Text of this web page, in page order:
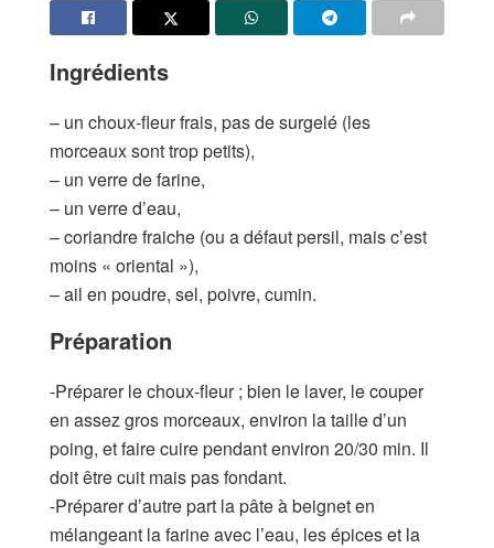
Ingrédients
– un choux-fleur frais, pas de surgelé (les
morceaux sont trop petits),
– un verre de farine,
– un verre d’eau,
– coriandre fraiche (ou a défaut persil, mais c’est
moins « oriental »),
– ail en poudre, sel, poivre, cumin.
Préparation
-Préparer le choux-fleur ; bien le laver, le couper
en assez gros morceaux, environ la taille d’un
poing, et faire cuire pendant environ 20/30 min. Il
doit être cuit mais pas fondant.
-Préparer d’autre part la pâte à beignet en
mélangeant la farine avec l’eau, les épices et la